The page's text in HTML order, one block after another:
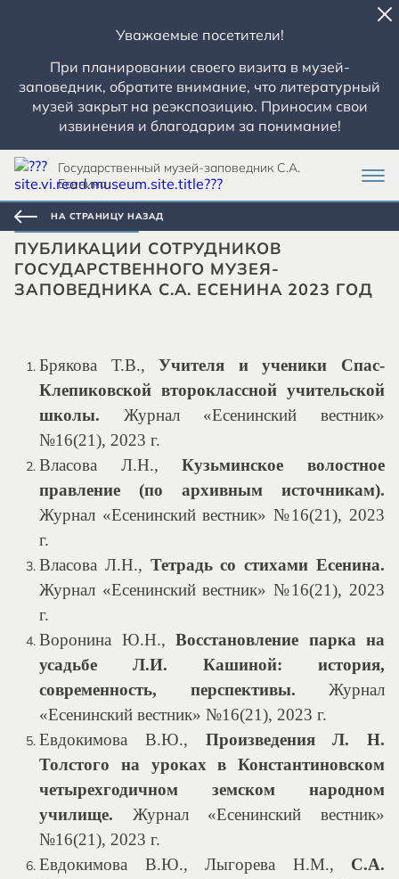
Уважаемые посетители!
При планировании своего визита в музей-
заповедник, обратите внимание, что литературный
музей закрыт на реэкспозицию. Приносим свои
извинения и благодарим за понимание!
Государственный музей-заповедник С.А.
Есенина
НА СТРАНИЦУ НАЗАД
ПУБЛИКАЦИИ СОТРУДНИКОВ
ГОСУДАРСТВЕННОГО МУЗЕЯ-
ЗАПОВЕДНИКА С.А. ЕСЕНИНА 2023 ГОД
Брякова Т.В.,Учителя и ученики Спас-
Клепиковской второклассной учительской
школы. Журнал «Есенинский вестник»
№16(21), 2023 г.
Власова Л.Н.,Кузьминское волостное
правление (по архивным источникам).
Журнал «Есенинский вестник» №16(21), 2023
г.
Власова Л.Н., Тетрадь со стихами Есенина.
Журнал «Есенинский вестник» №16(21), 2023
г.
Воронина Ю.Н., Восстановление парка на
усадьбе Л.И. Кашиной: история,
современность, перспективы. Журнал
«Есенинский вестник» №16(21), 2023 г.
Евдокимова В.Ю., Произведения Л. Н.
Толстого на уроках в Константиновском
четырехгодичном земском народном
училище. Журнал «Есенинский вестник»
№16(21), 2023 г.
Евдокимова В.Ю., Лыгорева Н.М., С.А.